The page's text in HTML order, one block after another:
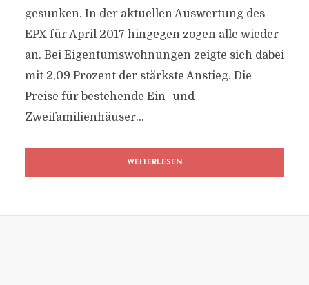
gesunken. In der aktuellen Auswertung des
EPX für April 2017 hingegen zogen alle wieder
an. Bei Eigentumswohnungen zeigte sich dabei
mit 2,09 Prozent der stärkste Anstieg. Die
Preise für bestehende Ein- und
Zweifamilienhäuser...
WEITERLESEN